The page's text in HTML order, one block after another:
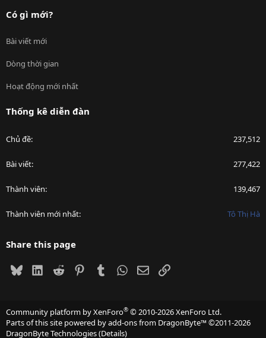
Có gì mới?
Bài viết mới
Dòng thời gian
Hoạt động mới nhất
Thống kê diễn đàn
Chủ đề 237,512
Bài viết 277,422
Thành viên 139,467
Thành viên mới nhất Tô Thị Hà
Share this page
BlueskyLinkedIn
Reddit PinterestTumblrWhatsApp
EmailLink
Community platform by XenForo® © 2010-2026 XenForo Ltd.
Parts of this site powered byadd-ons from DragonByte™©2011-2026
DragonByte Technologies(Details)